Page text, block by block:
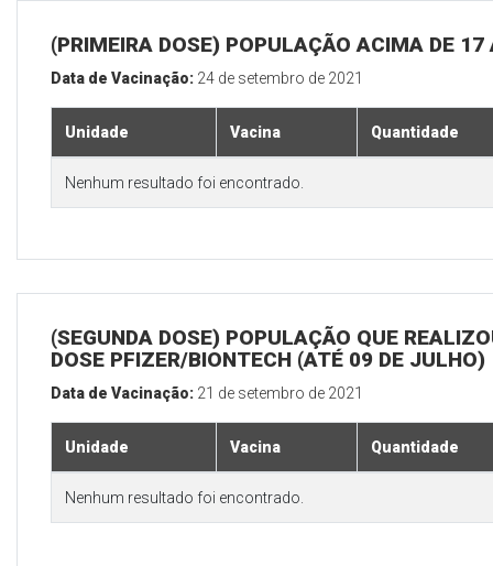
(PRIMEIRA DOSE) POPULAÇÃO ACIMA DE 17
Data de Vacinação: 24 de setembro de 2021
Unidade Vacina Quantidade
Nenhum resultado foi encontrado.
(SEGUNDA DOSE) POPULAÇÃO QUE
DOSE PFIZER/BIONTECH (ATÉ 09 DE JULHO)
Data de Vacinação: 21 de setembro de 2021
Unidade Vacina Quantidade
Nenhum resultado foi encontrado.